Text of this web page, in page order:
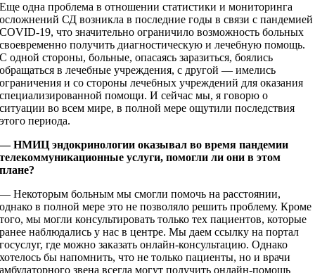
Еще одна проблема в отношении статистики и мониторинга
осложнений СД возникла в последние годы в связи с пандемией
COVID‑19, что значительно ограничило возможность больных
своевременно получить диагностическую и лечебную помощь.
С одной стороны, больные, опасаясь заразиться, боялись
обращаться в лечебные учреждения, с другой — имелись
ограничения и со стороны лечебных учреждений для оказания
специализированной помощи. И сейчас мы, я говорю о
ситуации во всем мире, в полной мере ощутили последствия
этого периода.
— НМИЦ эндокринологии оказывал во время пандемии
телекоммуникационные услуги, помогли ли они в этом
плане?
— Некоторым больным мы смогли помочь на расстоянии,
однако в полной мере это не позволяло решить проблему. Кроме
того, мы могли консультировать только тех пациентов, которые
ранее наблюдались у нас в центре. Мы даем ссылку на портал
госуслуг, где можно заказать онлайн-­консультацию. Однако
хотелось бы напомнить, что не только пациенты, но и врачи
амбулаторного звена всегда могут получить онлайн-­помощь